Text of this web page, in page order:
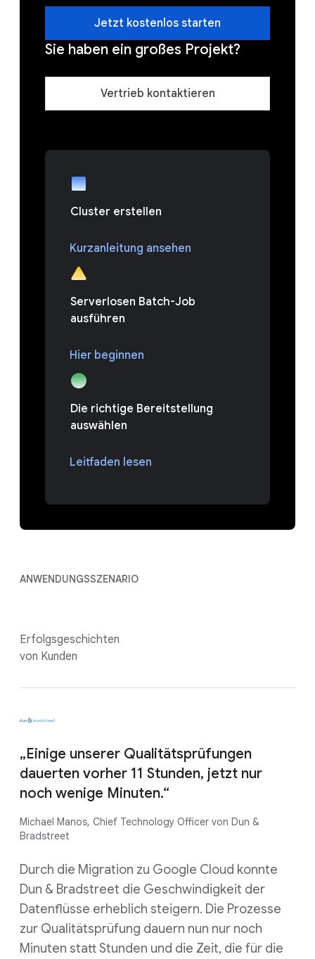
Jetzt kostenlos starten
Sie haben ein großes Projekt?
Vertrieb kontaktieren
Cluster erstellen
Kurzanleitung ansehen
Serverlosen Batch-Job
ausführen
Hier beginnen
Die richtige Bereitstellung
auswählen
Leitfaden lesen
ANWENDUNGSSZENARIO
Erfolgsgeschichten
von Kunden
„Einige unserer Qualitätsprüfungen
dauerten vorher 11 Stunden, jetzt nur
noch wenige Minuten.“
Michael Manos, Chief Technology Officer von Dun &
Bradstreet
Durch die Migration zu Google Cloud konnte
Dun & Bradstreet die Geschwindigkeit der
Datenflüsse erheblich steigern. Die Prozesse
zur Qualitätsprüfung dauern nun nur noch
Minuten statt Stunden und die Zeit, die für die